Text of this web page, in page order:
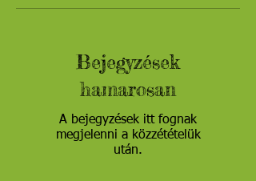
Bejegyzések
hamarosan
A bejegyzések itt fognak
megjelenni a közzétételük
után.